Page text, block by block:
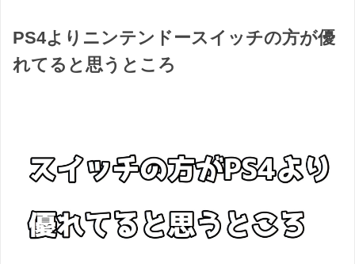
PS4よりニンテンドースイッチの方が優
れてると思うところ